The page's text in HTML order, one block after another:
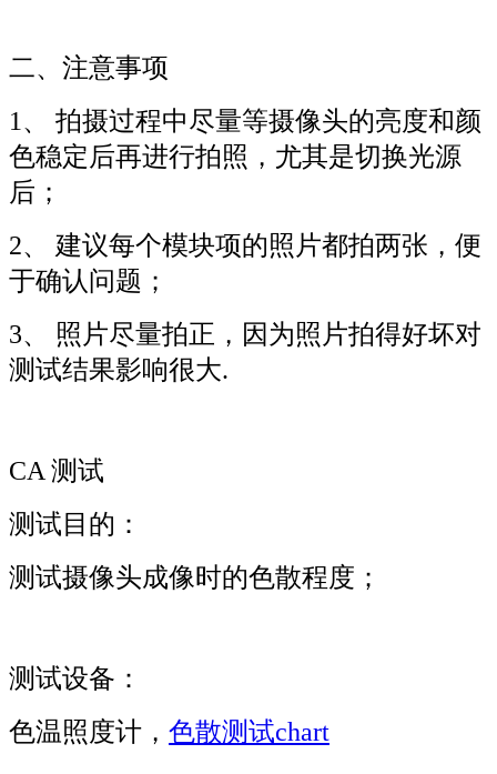
二、注意事项
1、 拍摄过程中尽量等摄像头的亮度和颜
色稳定后再进行拍照，尤其是切换光源
后；
2、 建议每个模块项的照片都拍两张，便
于确认问题；
3、 照片尽量拍正，因为照片拍得好坏对
测试结果影响很大.
CA 测试
测试目的：
测试摄像头成像时的色散程度；
测试设备：
色温照度计， 色散测试chart